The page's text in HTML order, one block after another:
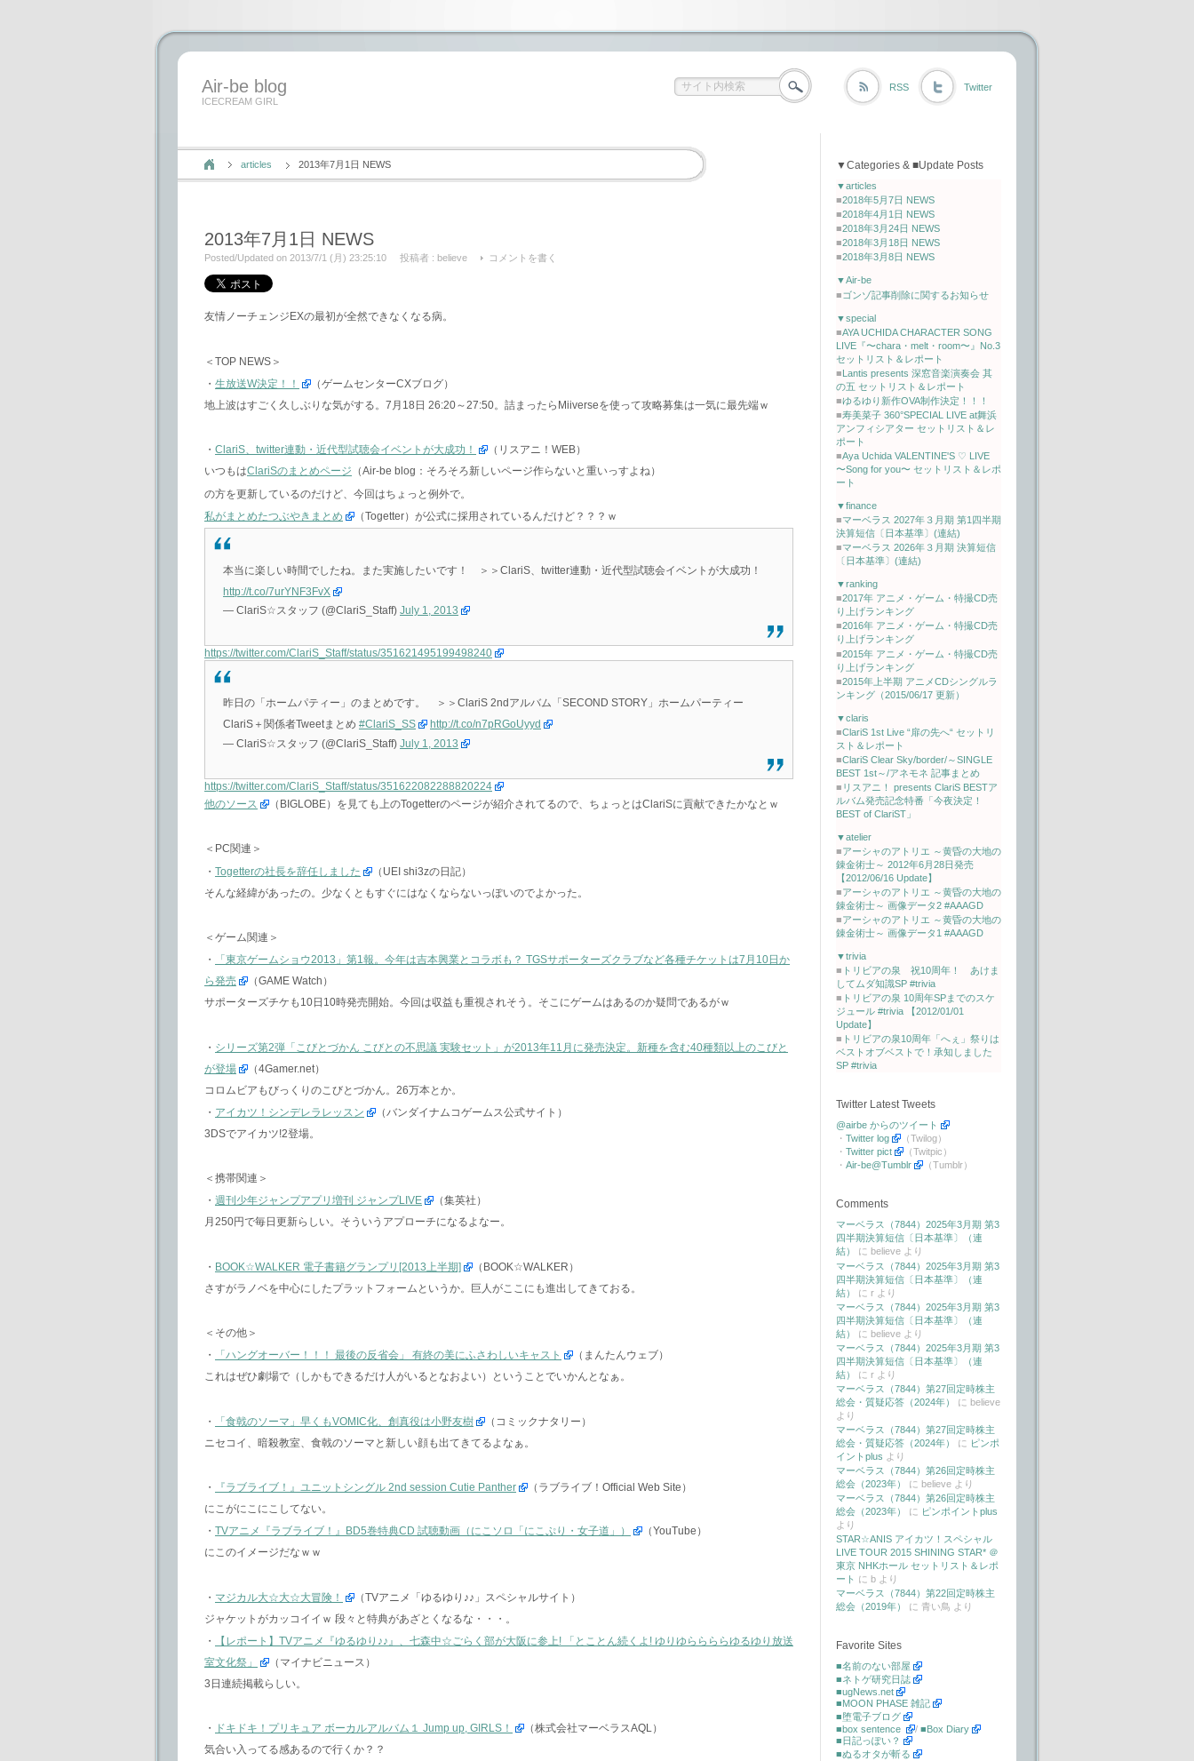
Air-be blog
ICECREAM GIRL
RSS Twitter
articles 2013年7月1日 NEWS
2013年7月1日 NEWS
Posted/Updated on 2013/7/1 (月) 23:25:10 投稿者 : believe コメントを書く
友情ノーチェンジEXの最初が全然できなくなる病。
＜TOP NEWS＞
・ 生放送W決定！！
（ゲームセンターCXブログ）
地上波はすごく久しぶりな気がする。7月18日 26:20～27:50。詰まったらMiiverseを使って攻略募集は一気に最先端ｗ
・ ClariS、twitter連動・近代型試聴会イベントが大成功！
（リスアニ！WEB）
いつもはClariSのまとめページ （Air-be blog：そろそろ新しいページ作らないと重いっすよね）
の方を更新しているのだけど、今回はちょっと例外で。
私がまとめたつぶやきまとめ
（Togetter）が公式に採用されているんだけど？？？ｗ
本当に楽しい時間でしたね。また実施したいです！ ＞＞ClariS、twitter連動・近代型試聴会イベントが大成功！
http://t.co/7urYNF3FvX
— ClariS☆スタッフ (@ClariS_Staff) July 1, 2013
https://twitter.com/ClariS_Staff/status/351621495199498240
昨日の「ホームパティー」のまとめです。 ＞＞ClariS 2ndアルバム「SECOND STORY」ホームパーティー
ClariS＋関係者Tweetまとめ #ClariS_SS
http://t.co/n7pRGoUyyd
— ClariS☆スタッフ (@ClariS_Staff) July 1, 2013
https://twitter.com/ClariS_Staff/status/351622082288820224
他のソース
（BIGLOBE）を見ても上のTogetterのページが紹介されてるので、ちょっとはClariSに貢献できたかなとｗ
＜PC関連＞
・ Togetterの社長を辞任しました
（UEI shi3zの日記）
そんな経緯があったの。少なくともすぐにはなくならないっぽいのでよかった。
＜ゲーム関連＞
・
「東京ゲームショウ2013」第1報。今年は吉本興業とコラボも？ TGSサポーターズクラブなど各種チケットは7月10日か
ら発売
（GAME Watch）
サポーターズチケも10日10時発売開始。今回は収益も重視されそう。そこにゲームはあるのか疑問であるがｗ
・ シリーズ第2弾「こびとづかん こびとの不思議 実験セット」が2013年11月に発売決定。新種を含む40種類以上のこびと
が登場
（4Gamer.net）
コロムビアもびっくりのこびとづかん。26万本とか。
・ アイカツ！シンデレラレッスン
（バンダイナムコゲームス公式サイト）
3DSでアイカツ!2登場。
＜携帯関連＞
・ 週刊少年ジャンプアプリ増刊 ジャンプLIVE
（集英社）
月250円で毎日更新らしい。そういうアプローチになるよなー。
・ BOOK☆WALKER 電子書籍グランプリ[2013上半期]
（BOOK☆WALKER）
さすがラノベを中心にしたプラットフォームというか。巨人がここにも進出してきておる。
＜その他＞
・
「ハングオーバー！！！ 最後の反省会」 有終の美にふさわしいキャスト
（まんたんウェブ）
これはぜひ劇場で（しかもできるだけ人がいるとなおよい）ということでいかんとなぁ。
・ 「食戟のソーマ」早くもVOMIC化、創真役は小野友樹
（コミックナタリー）
ニセコイ、暗殺教室、食戟のソーマと新しい顔も出てきてるよなぁ。
・ 『ラブライブ！』ユニットシングル 2nd session Cutie Panther
（ラブライブ！Official Web Site）
にこがにこにこしてない。
・ TVアニメ『ラブライブ！』BD5巻特典CD 試聴動画（にこソロ「にこぷり・女子道」）
（YouTube）
にこのイメージだなｗｗ
・ マジカル大☆大☆大冒険！
（TVアニメ「ゆるゆり♪♪」スペシャルサイト）
ジャケットがカッコイイｗ 段々と特典があざとくなるな・・・。
・
【レポート】TVアニメ『ゆるゆり♪♪』、七森中☆ごらく部が大阪に参上! 「とことん続くよ! ゆりゆららららゆるゆり放送
室文化祭」
（マイナビニュース）
3日連続掲載らしい。
・ ドキドキ！プリキュア ボーカルアルバム１ Jump up, GIRLS！
（株式会社マーベラスAQL）
気合い入ってる感あるので行くか？？
▼Categories & ■Update Posts
▼articles
■2018年5月7日 NEWS
■2018年4月1日 NEWS
■2018年3月24日 NEWS
■2018年3月18日 NEWS
■2018年3月8日 NEWS
▼Air-be
■ゴンゾ記事削除に関するお知らせ
▼special
■AYA UCHIDA CHARACTER SONG
LIVE『〜chara・melt・room〜』No.3
セットリスト＆レポート
■Lantis presents 深窓音楽演奏会 其
の五 セットリスト＆レポート
■ゆるゆり新作OVA制作決定！！！
■寿美菜子 360°SPECIAL LIVE at舞浜
アンフィシアター セットリスト＆レ
ポート
■Aya Uchida VALENTINE'S ♡ LIVE
〜Song for you〜 セットリスト＆レポ
ート
▼finance
■マーベラス 2027年３月期 第1四半期
決算短信〔日本基準〕(連結)
■マーベラス 2026年３月期 決算短信
〔日本基準〕(連結)
▼ranking
■2017年 アニメ・ゲーム・特撮CD売
り上げランキング
■2016年 アニメ・ゲーム・特撮CD売
り上げランキング
■2015年 アニメ・ゲーム・特撮CD売
り上げランキング
■2015年上半期 アニメCDシングルラ
ンキング（2015/06/17 更新）
▼claris
■ClariS 1st Live “扉の先へ“ セットリ
スト＆レポート
■ClariS Clear Sky/border/～SINGLE
BEST 1st～/アネモネ 記事まとめ
■ リスアニ！ presents ClariS BESTア
ルバム発売記念特番「今夜決定！
BEST of ClariST」
▼atelier
■アーシャのアトリエ ～黄昏の大地の
錬金術士～ 2012年6月28日発売
【2012/06/16 Update】
■アーシャのアトリエ ～黄昏の大地の
錬金術士～ 画像データ2 #AAAGD
■アーシャのアトリエ ～黄昏の大地の
錬金術士～ 画像データ1 #AAAGD
▼trivia
■ トリビアの泉 祝10周年！ あけま
してムダ知識SP #trivia
■ トリビアの泉 10周年SPまでのスケ
ジュール #trivia 【2012/01/01
Update】
■ トリビアの泉10周年「へぇ」祭りは
ベストオブベストで！承知しました
SP #trivia
Twitter Latest Tweets
@airbe からのツイート
・ Twitter log
（Twilog）
・ Twitter pict
（Twitpic）
・ Air-be@Tumblr （Tumblr）
Comments
マーベラス（7844）2025年3月期 第3
四半期決算短信〔日本基準〕（連
結）
に believe より
マーベラス（7844）2025年3月期 第3
四半期決算短信〔日本基準〕（連
結）
に r より
マーベラス（7844）2025年3月期 第3
四半期決算短信〔日本基準〕（連
結）
に believe より
マーベラス（7844）2025年3月期 第3
四半期決算短信〔日本基準〕（連
結）
に r より
マーベラス（7844）第27回定時株主
総会・質疑応答（2024年）
に believe
より
マーベラス（7844）第27回定時株主
総会・質疑応答（2024年）
に ピンポ
イントplus より
マーベラス（7844）第26回定時株主
総会（2023年）
に believe より
マーベラス（7844）第26回定時株主
総会（2023年）
に ピンポイントplus
より
STAR☆ANIS アイカツ！スペシャル
LIVE TOUR 2015 SHINING STAR* ＠
東京 NHKホール セットリスト＆レポ
ート に b より
マーベラス（7844）第22回定時株主
総会（2019年）
に 青い鳥 より
Favorite Sites
■名前のない部屋
■ネトゲ研究日誌
■ugNews.net
■MOON PHASE 雑記
■堕電子ブログ
■box sentence
/ ■Box Diary
■日記っぽい？
■ぬるオタが斬る